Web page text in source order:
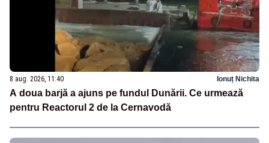
8 aug. 2026, 11:40 Ionuț Nichita
A doua barjă a ajuns pe fundul Dunării. Ce urmează
pentru Reactorul 2 de la Cernavodă